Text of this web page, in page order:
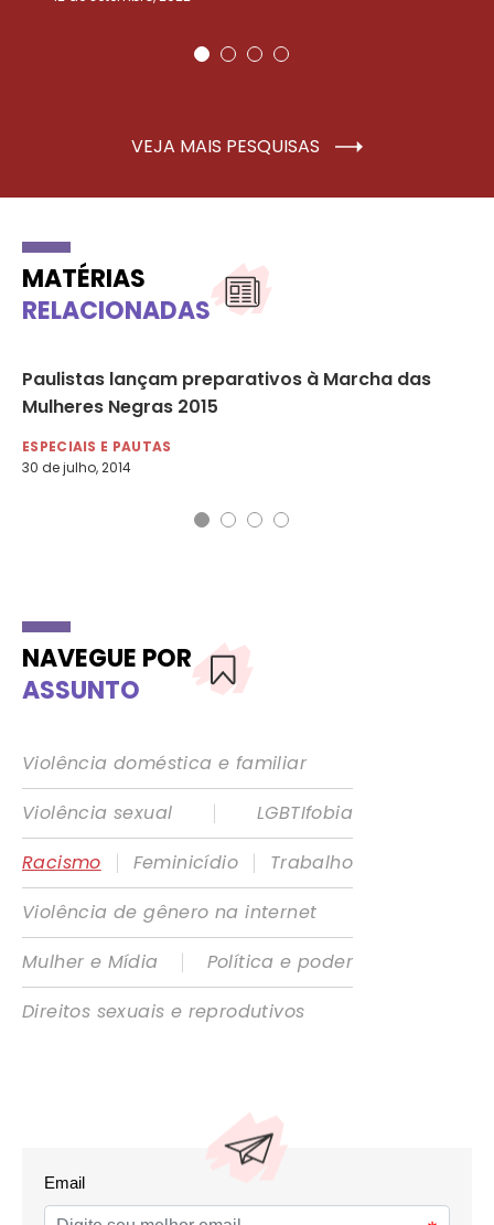
VEJA MAIS PESQUISAS
MATÉRIAS
RELACIONADAS
Paulistas lançam preparativos à Marcha das
Mulheres Negras 2015
ESPECIAIS E PAUTAS
30 de julho, 2014
NAVEGUE POR
ASSUNTO
Violência doméstica e familiar
Violência sexual
|
LGBTIfobia
Racismo
| Feminicídio |
Trabalho
Violência de gênero na internet
Mulher e Mídia
|
Política e poder
Direitos sexuais e reprodutivos